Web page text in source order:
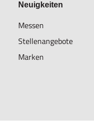
Neuigkeiten
Messen
Stellenangebote
Marken